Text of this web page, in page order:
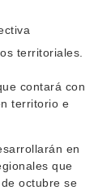
territoriales.
contará con
territorio e
en
que
octubre se